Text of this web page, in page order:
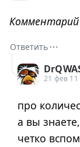
Комментарий
Ответить⋯
21 фев 11
про
а вы
четко